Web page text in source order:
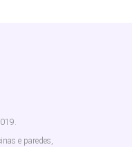
e paredes,